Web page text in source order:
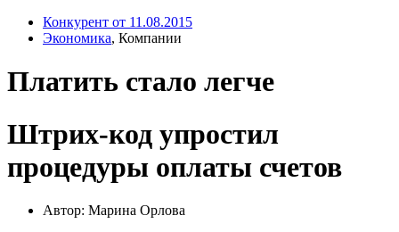
Конкурент от 11.08.2015
Экономика, Компании
Платить стало легче
Штрих-код упростил
процедуры оплаты счетов
Автор: Марина Орлова